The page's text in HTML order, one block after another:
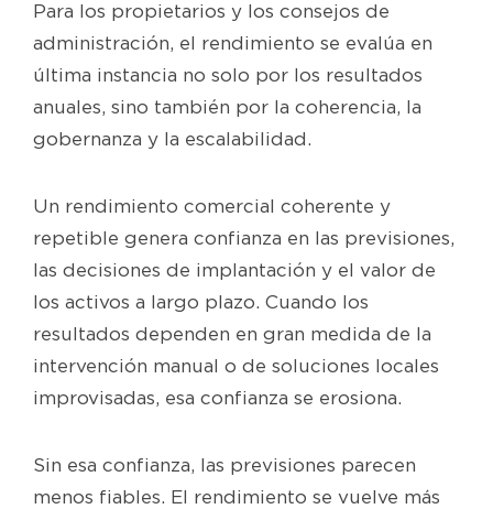
Para los propietarios y los consejos de
administración, el rendimiento se evalúa en
última instancia no solo por los resultados
anuales, sino también por la coherencia, la
gobernanza y la escalabilidad.
Un rendimiento comercial coherente y
repetible genera confianza en las previsiones,
las decisiones de implantación y el valor de
los activos a largo plazo. Cuando los
resultados dependen en gran medida de la
intervención manual o de soluciones locales
improvisadas, esa confianza se erosiona.
Sin esa confianza, las previsiones parecen
menos fiables. El rendimiento se vuelve más